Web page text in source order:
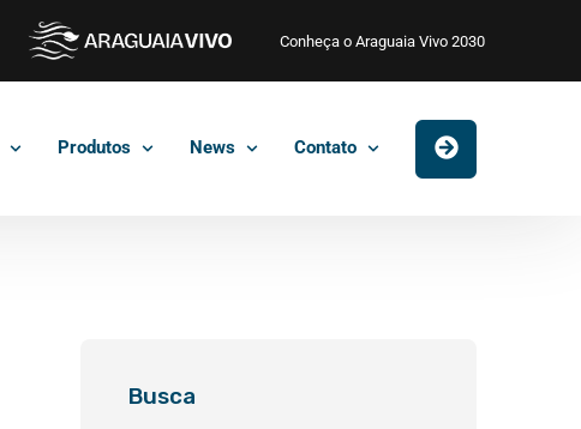
Conheça o Araguaia Vivo 2030
Produtos News Contato
Busca